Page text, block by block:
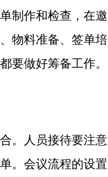
制作和检查，在邀
物料准备、签单培
要做好筹备工作。
。人员接待要注意
。会议流程的设置